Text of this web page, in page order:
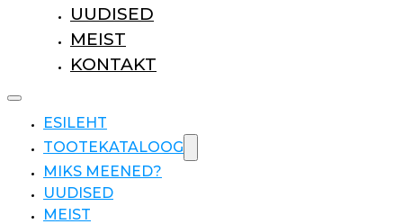
UUDISED
MEIST
KONTAKT
ESILEHT
TOOTEKATALOOG
MIKS MEENED?
UUDISED
MEIST